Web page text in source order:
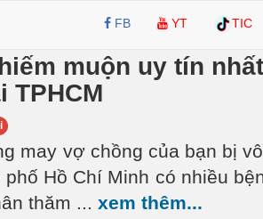
FB YT TIC
muộn uy tín
TPHCM
may vợ chồng của bạn bị
Hồ Chí Minh có nhiều
thăm ... xem thêm...